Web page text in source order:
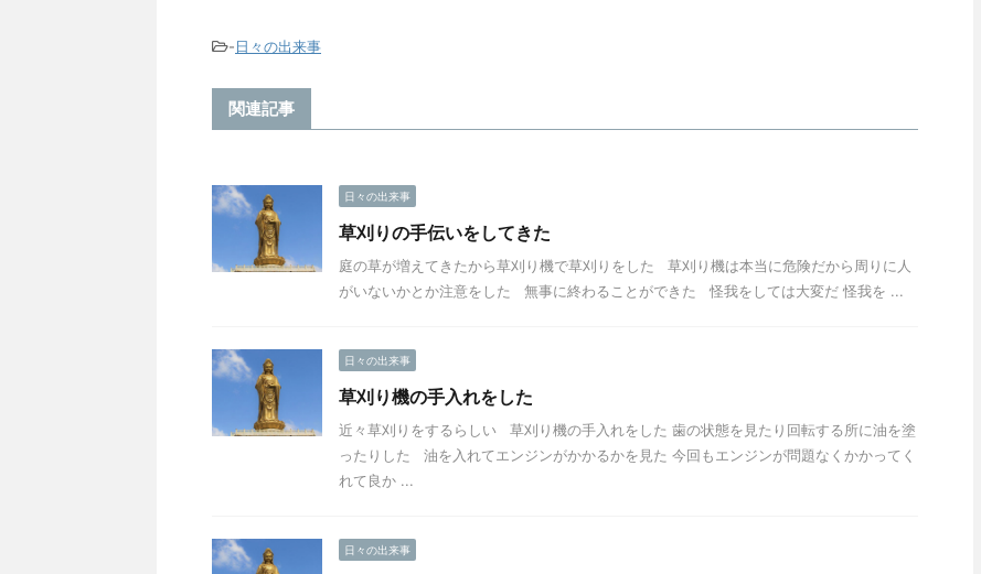
-日々の出来事
関連記事
日々の出来事
草刈りの手伝いをしてきた
庭の草が増えてきたから草刈り機で草刈りをした 草刈り機は本当に危険だから周りに人
がいないかとか注意をした 無事に終わることができた 怪我をしては大変だ 怪我を ...
日々の出来事
草刈り機の手入れをした
近々草刈りをするらしい 草刈り機の手入れをした 歯の状態を見たり回転する所に油を塗
ったりした 油を入れてエンジンがかかるかを見た 今回もエンジンが問題なくかかってく
れて良か ...
日々の出来事